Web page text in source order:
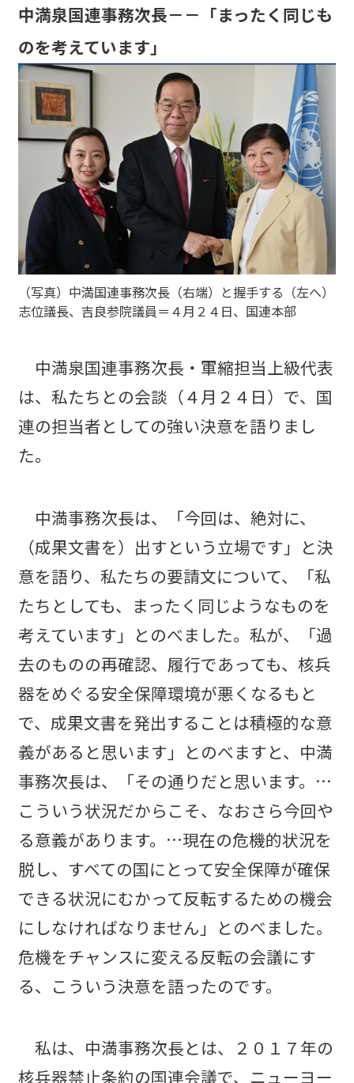
中満泉国連事務次長－－「まったく同じも
のを考えています」
（写真）中満国連事務次長（右端）と握手する（左へ）
志位議長、吉良参院議員＝４月２４日、国連本部
中満泉国連事務次長・軍縮担当上級代表
は、私たちとの会談（４月２４日）で、国
連の担当者としての強い決意を語りまし
た。
中満事務次長は、「今回は、絶対に、
（成果文書を）出すという立場です」と決
意を語り、私たちの要請文について、「私
たちとしても、まったく同じようなものを
考えています」とのべました。私が、「過
去のものの再確認、履行であっても、核兵
器をめぐる安全保障環境が悪くなるもと
で、成果文書を発出することは積極的な意
義があると思います」とのべますと、中満
事務次長は、「その通りだと思います。…
こういう状況だからこそ、なおさら今回や
る意義があります。…現在の危機的状況を
脱し、すべての国にとって安全保障が確保
できる状況にむかって反転するための機会
にしなければなりません」とのべました。
危機をチャンスに変える反転の会議にす
る、こういう決意を語ったのです。
私は、中満事務次長とは、２０１７年の
核兵器禁止条約の国連会議で、ニューヨー